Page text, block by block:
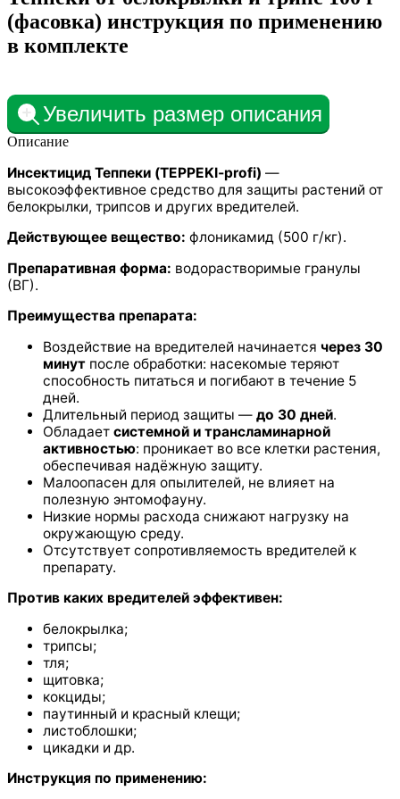
(фасовка) инструкция по применению
в комплекте
Увеличить размер описания
Описание
Инсектицид Теппеки (TEPPEKI‑profi) —
высокоэффективное средство для защиты растений от
белокрылки, трипсов и других вредителей.
Действующее вещество: флоникамид (500 г/кг).
Препаративная форма: водорастворимые гранулы
(ВГ).
Преимущества препарата:
Воздействие на вредителей начинается через 30
минут после обработки: насекомые теряют
способность питаться и погибают в течение 5
дней.
Длительный период защиты — до 30 дней.
Обладает системной и трансламинарной
активностью: проникает во все клетки растения,
обеспечивая надёжную защиту.
Малоопасен для опылителей, не влияет на
полезную энтомофауну.
Низкие нормы расхода снижают нагрузку на
окружающую среду.
Отсутствует сопротивляемость вредителей к
препарату.
Против каких вредителей эффективен:
белокрылка;
трипсы;
тля;
щитовка;
кокциды;
паутинный и красный клещи;
листоблошки;
цикадки и др.
Инструкция по применению: